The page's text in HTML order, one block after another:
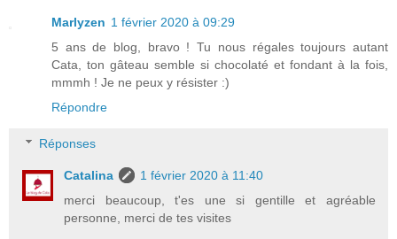
Marlyzen 1 février 2020 à 09:29
5 ans de blog, bravo ! Tu nous régales toujours autant
Cata, ton gâteau semble si chocolaté et fondant à la fois,
mmmh ! Je ne peux y résister :)
Répondre
Réponses
Catalina
1 février 2020 à 11:40
merci beaucoup, t'es une si gentille et agréable
personne, merci de tes visites